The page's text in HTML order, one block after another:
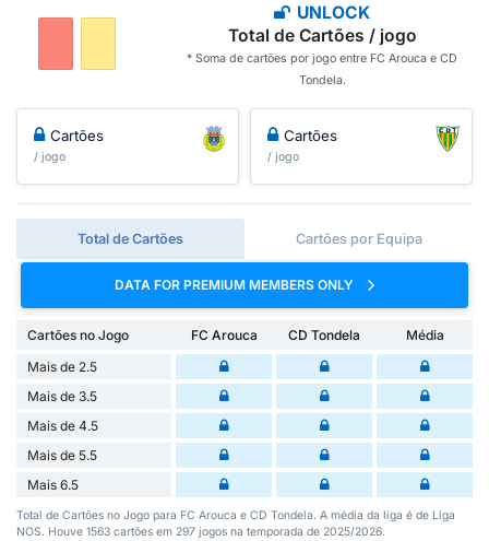
UNLOCK
Total de Cartões / jogo
* Soma de cartões por jogo entre FC Arouca e CD
Tondela.
Cartões
/ jogo
Cartões
/ jogo
Total de Cartões Cartões por Equipa
DATA FOR PREMIUM MEMBERS ONLY
Cartões no Jogo FC Arouca CD Tondela
Média
Mais de 2.5
Mais de 3.5
Mais de 4.5
Mais de 5.5
Mais 6.5
Total de Cartões no Jogo para FC Arouca e CD Tondela. A média da liga é de Liga
NOS. Houve 1563 cartões em 297 jogos na temporada de 2025/2026.